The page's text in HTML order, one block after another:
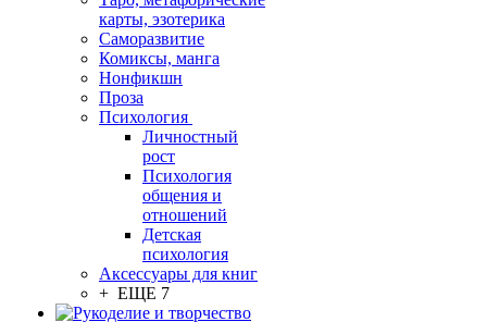
карты, эзотерика
Саморазвитие
Комиксы, манга
Нонфикшн
Проза
Психология
Личностный
рост
Психология
общения и
отношений
Детская
психология
Аксессуары для книг
+ ЕЩЕ 7